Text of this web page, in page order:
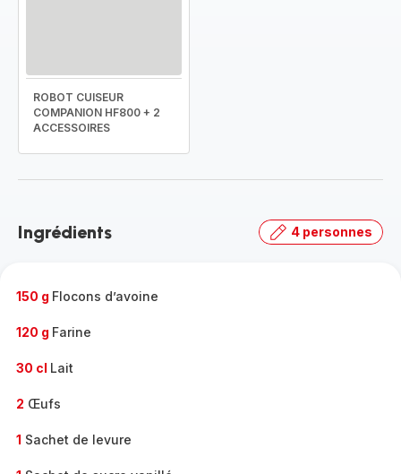
ROBOT CUISEUR
COMPANION HF800 + 2
ACCESSOIRES
Ingrédients 4 personnes
150 g Flocons d’avoine
120 g Farine
30 cl Lait
2 Œufs
1 Sachet de levure